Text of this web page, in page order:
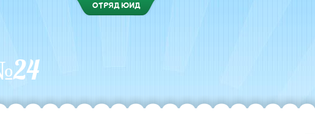
ОТРЯД ЮИД